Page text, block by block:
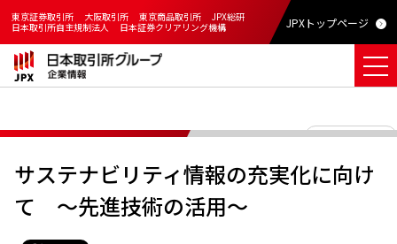
東京証券取引所 大阪取引所 東京商品取引所
JPX総研
日本取引所自主規制法人
日本証券クリアリング機構 JPXトップページ
一覧に戻る
サステナビリティ情報の充実化に向け
て ～先進技術の活用～